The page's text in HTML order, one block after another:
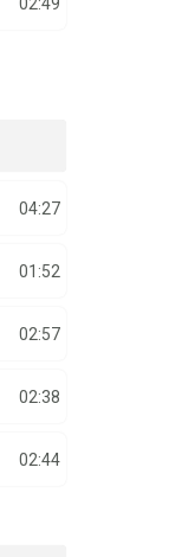
04:27
01:52
02:57
02:38
02:44